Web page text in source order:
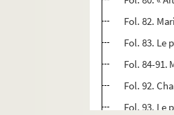
Fol. 82.
Fol. 83. Le
Fol. 84-91.
Fol. 92.
Fol. 93. Le